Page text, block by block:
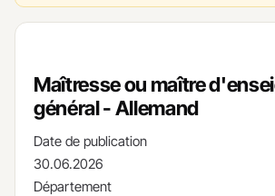
Maîtresse ou maître
général - Allemand
Date de publication
30.06.2026
Département